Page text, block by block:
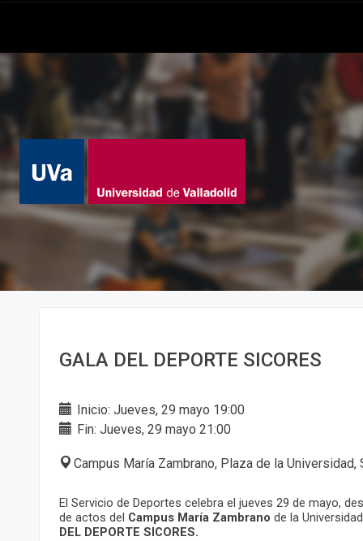
GALA DEL DEPORTE SICORES
Inicio: Jueves, 29 mayo 19:00
Fin: Jueves, 29 mayo 21:00
Campus María Zambrano, Plaza de la Universidad,
El Servicio de Deportes celebra el jueves 29 de mayo,
de actos del Campus María Zambrano de la
DEL DEPORTE SICORES.